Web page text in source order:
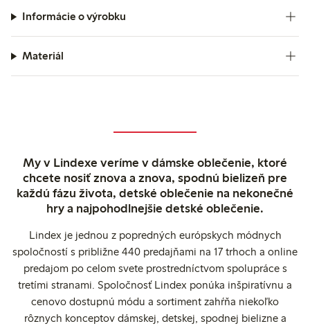
Informácie o výrobku
Materiál
My v Lindexe veríme v dámske oblečenie, ktoré
chcete nosiť znova a znova, spodnú bielizeň pre
každú fázu života, detské oblečenie na nekonečné
hry a najpohodlnejšie detské oblečenie.
Lindex je jednou z popredných európskych módnych
spoločností s približne 440 predajňami na 17 trhoch a online
predajom po celom svete prostredníctvom spolupráce s
tretími stranami. Spoločnosť Lindex ponúka inšpiratívnu a
cenovo dostupnú módu a sortiment zahŕňa niekoľko
rôznych konceptov dámskej, detskej, spodnej bielizne a